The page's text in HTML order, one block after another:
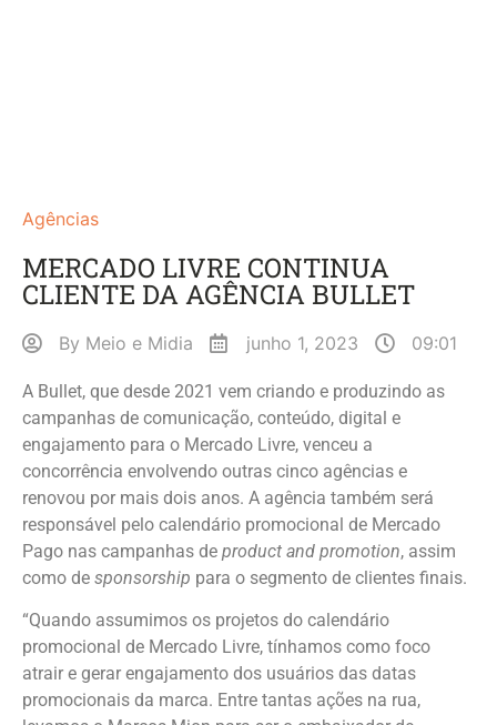
Agências
MERCADO LIVRE CONTINUA
CLIENTE DA AGÊNCIA BULLET
By Meio e Midia junho 1, 2023 09:01
A Bullet, que desde 2021 vem criando e produzindo as
campanhas de comunicação, conteúdo, digital e
engajamento para o Mercado Livre, venceu a
concorrência envolvendo outras cinco agências e
renovou por mais dois anos. A agência também será
responsável pelo calendário promocional de Mercado
Pago nas campanhas de product and promotion, assim
como de sponsorship para o segmento de clientes finais.
“Quando assumimos os projetos do calendário
promocional de Mercado Livre, tínhamos como foco
atrair e gerar engajamento dos usuários das datas
promocionais da marca. Entre tantas ações na rua,